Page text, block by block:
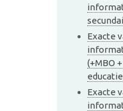
Exacte
(+MBO
Exacte